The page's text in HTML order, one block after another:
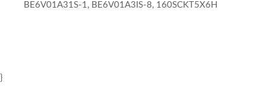
BE6V01A31S-1, BE6V01A3IS-8, 160SCKT5X6H
}